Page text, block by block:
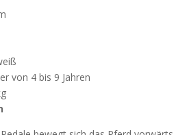
von 4 bis 9 Jahren